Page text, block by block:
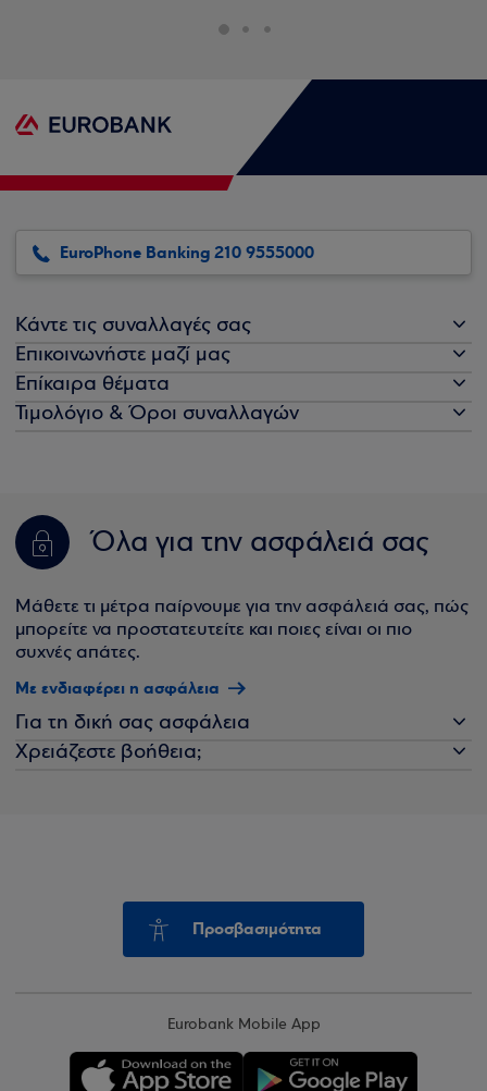
EuroPhone Banking 210 9555000
Κάντε τις συναλλαγές σας
Επικοινωνήστε μαζί μας
Επίκαιρα θέματα
Τιμολόγιο & Όροι συναλλαγών
Όλα για την ασφάλειά σας
Μάθετε τι μέτρα παίρνουμε για την ασφάλειά σας, πώς
μπορείτε να προστατευτείτε και ποιες είναι οι πιο
συχνές απάτες.
Με ενδιαφέρει η ασφάλεια
Για τη δική σας ασφάλεια
Χρειάζεστε βοήθεια;
Προσβασιμότητα
Eurobank Mobile App